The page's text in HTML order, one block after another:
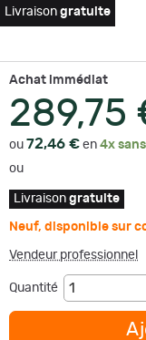
Livraison gratuite
Achat immédiat
289,75
ou 72,46 € en 4x
ou
Livraison gratuite
Neuf, disponible sur
Vendeur professionnel
Quantité